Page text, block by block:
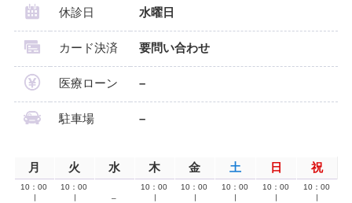
休診日 水曜日
カード決済 要問い合わせ
医療ローン –
駐車場 –
月 火 水 木 金 土 日 祝
10：00
10：00
–
10：00
10：00
10：00
10：00
10：00